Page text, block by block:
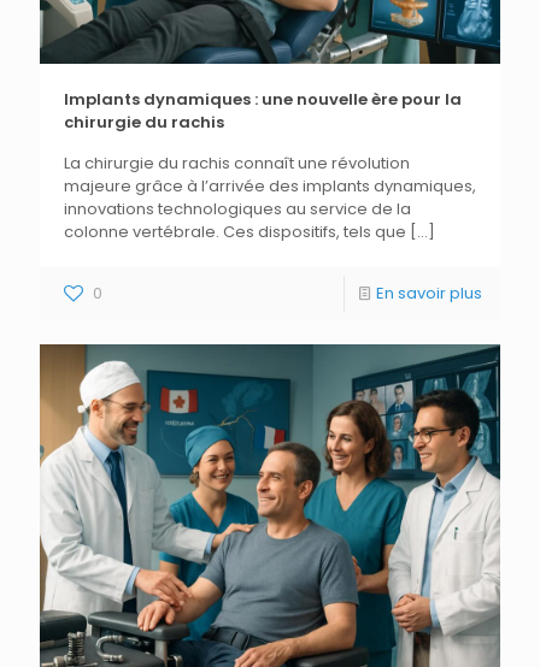
Implants dynamiques : une nouvelle ère pour la
chirurgie du rachis
La chirurgie du rachis connaît une révolution
majeure grâce à l’arrivée des implants dynamiques,
innovations technologiques au service de la
colonne vertébrale. Ces dispositifs, tels que […]
0 En savoir plus